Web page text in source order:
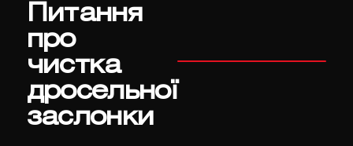
Питання
про
чистка
дросельної
заслонки